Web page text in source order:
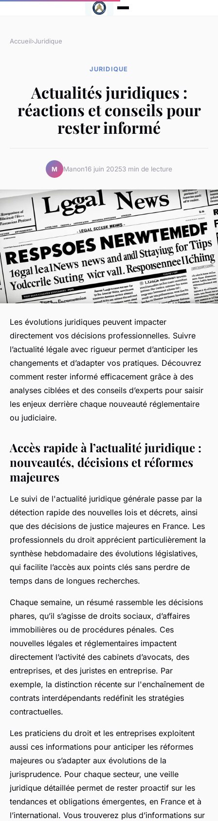
Accueil›Juridique
JURIDIQUE
Actualités juridiques :
réactions et conseils pour
rester informé
M Manon16 juin 20253 min de lecture
Les évolutions juridiques peuvent impacter
directement vos décisions professionnelles. Suivre
l’actualité légale avec rigueur permet d’anticiper les
changements et d’adapter vos pratiques. Découvrez
comment rester informé efficacement grâce à des
analyses ciblées et des conseils d’experts pour saisir
les enjeux derrière chaque nouveauté réglementaire
ou judiciaire.
Accès rapide à l’actualité juridique :
nouveautés, décisions et réformes
majeures
Le suivi de l'actualité juridique générale passe par la
détection rapide des nouvelles lois et décrets, ainsi
que des décisions de justice majeures en France. Les
professionnels du droit apprécient particulièrement la
synthèse hebdomadaire des évolutions législatives,
qui facilite l’accès aux points clés sans perdre de
temps dans de longues recherches.
Chaque semaine, un résumé rassemble les décisions
phares, qu’il s’agisse de droits sociaux, d’affaires
immobilières ou de procédures pénales. Ces
nouvelles légales et réglementaires impactent
directement l’activité des cabinets d’avocats, des
entreprises, et des juristes en entreprise. Par
exemple, la distinction récente sur l'enchaînement de
contrats interdépendants redéfinit les stratégies
contractuelles.
Les praticiens du droit et les entreprises exploitent
aussi ces informations pour anticiper les réformes
majeures ou s’adapter aux évolutions de la
jurisprudence. Pour chaque secteur, une veille
juridique détaillée permet de rester proactif sur les
tendances et obligations émergentes, en France et à
l’international. Vous trouverez plus d’informations sur